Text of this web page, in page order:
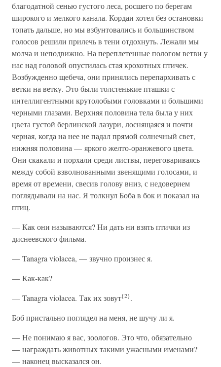
благодатной сенью густого леса, росшего по берегам
широкого и мелкого канала. Кордаи хотел без остановки
топать дальше, но мы взбунтовались и большинством
голосов решили прилечь в тени отдохнуть. Лежали мы
молча и неподвижно. На переплетенные пологом ветви у
нас над головой опустилась стая крохотных птичек.
Возбужденно щебеча, они принялись перепархивать с
ветки на ветку. Это были толстенькие пташки с
интеллигентными крутолобыми головками и большими
черными глазами. Верхняя половина тела была у них
цвета густой берлинской лазури, лоснящаяся и почти
черная, когда на нее не падал прямой солнечный свет,
нижняя половина — яркого желто-оранжевого цвета.
Они скакали и порхали среди листвы, переговариваясь
между собой взволнованными звенящими голосами, и
время от времени, свесив голову вниз, с недоверием
поглядывали на нас. Я толкнул Боба в бок и показал на
птиц.
— Как они называются? Ни дать ни взять птички из
диснеевского фильма.
— Tanagra violacea, — звучно произнес я.
— Как-как?
— Tanagra violacea. Так их зовут{2}.
Боб пристально поглядел на меня, не шучу ли я.
— Не понимаю я вас, зоологов. Это что, обязательно
— награждать животных такими ужасными именами?
— наконец высказался он.